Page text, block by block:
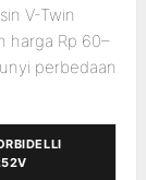
V-Twin
harga Rp 60–
perbedaan